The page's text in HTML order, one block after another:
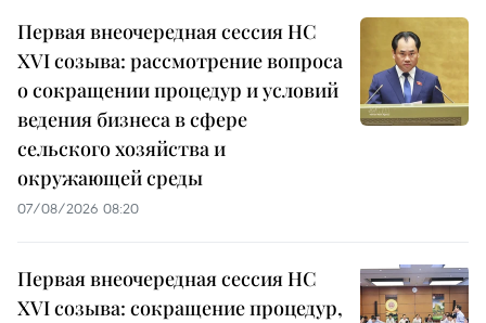
Первая внеочередная сессия НС
XVI созыва: рассмотрение вопроса
о сокращении процедур и условий
ведения бизнеса в сфере
сельского хозяйства и
окружающей среды
07/08/2026 08:20
Первая внеочередная сессия НС
XVI созыва: сокращение процедур,